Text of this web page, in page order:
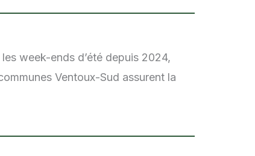
week-ends d’été depuis 2024,
Ventoux-Sud assurent la